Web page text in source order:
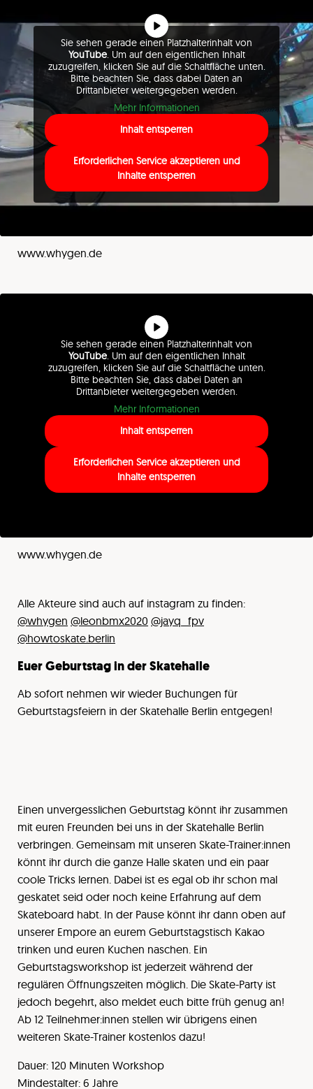
Sie sehen gerade einen Platzhalterinhalt von
YouTube. Um auf den eigentlichen Inhalt
zuzugreifen, klicken Sie auf die Schaltfläche unten.
Bitte beachten Sie, dass dabei Daten an
Drittanbieter weitergegeben werden.
Mehr Informationen
Inhalt entsperren
Erforderlichen Service akzeptieren und
Inhalte entsperren
www.whygen.de
Sie sehen gerade einen Platzhalterinhalt von
YouTube. Um auf den eigentlichen Inhalt
zuzugreifen, klicken Sie auf die Schaltfläche unten.
Bitte beachten Sie, dass dabei Daten an
Drittanbieter weitergegeben werden.
Mehr Informationen
Inhalt entsperren
Erforderlichen Service akzeptieren und
Inhalte entsperren
www.whygen.de
Alle Akteure sind auch auf instagram zu finden:
@whygen @leonbmx2020 @jayq_fpv
@howtoskate.berlin
Euer Geburtstag in der Skatehalle
Ab sofort nehmen wir wieder Buchungen für
Geburtstagsfeiern in der Skatehalle Berlin entgegen!
Einen unvergesslichen Geburtstag könnt ihr zusammen
mit euren Freunden bei uns in der Skatehalle Berlin
verbringen. Gemeinsam mit unseren Skate-Trainer:innen
könnt ihr durch die ganze Halle skaten und ein paar
coole Tricks lernen. Dabei ist es egal ob ihr schon mal
geskatet seid oder noch keine Erfahrung auf dem
Skateboard habt. In der Pause könnt ihr dann oben auf
unserer Empore an eurem Geburtstagstisch Kakao
trinken und euren Kuchen naschen. Ein
Geburtstagsworkshop ist jederzeit während der
regulären Öffnungszeiten möglich. Die Skate-Party ist
jedoch begehrt, also meldet euch bitte früh genug an!
Ab 12 Teilnehmer:innen stellen wir übrigens einen
weiteren Skate-Trainer kostenlos dazu!
Dauer: 120 Minuten Workshop
Mindestalter: 6 Jahre